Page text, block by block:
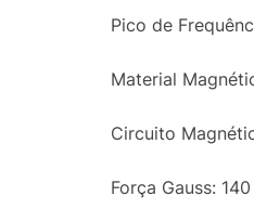
Pico de
Material
Circuito
Força Gauss: